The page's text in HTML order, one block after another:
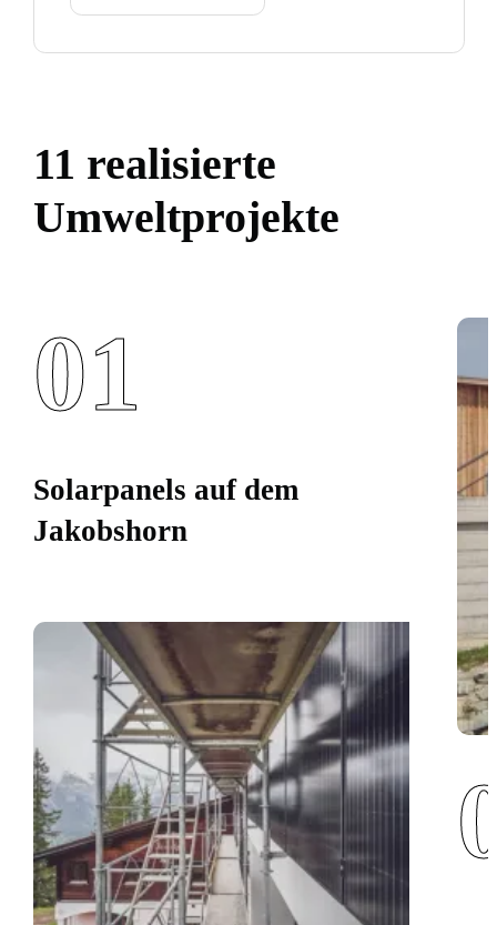
11 realisierte
Umweltprojekte
01
Solarpanels auf dem
Jakobshorn